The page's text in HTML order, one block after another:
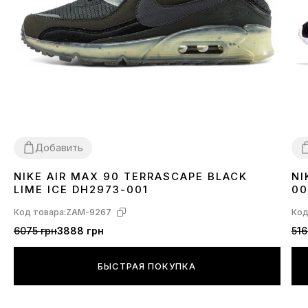
Добавить
3640 4142 434445
NIKE AIR MAX 90 TERRASCAPE BLACK
LIME ICE DH2973-001
Код товара:ZAM-9267
6075 грн3888 грн
БЫСТРАЯ ПОКУПКА